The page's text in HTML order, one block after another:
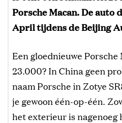
Porsche Macan. De auto
April tijdens de Beijing
Een gloednieuwe
23.000? In China geen
naam Porsche in Zotye
je gewoon één-op-één.
het exterieur is nagenoeg